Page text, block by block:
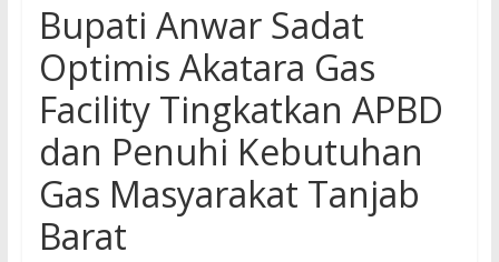
Bupati Anwar Sadat
Optimis Akatara Gas
Facility Tingkatkan APBD
dan Penuhi Kebutuhan
Gas Masyarakat Tanjab
Barat